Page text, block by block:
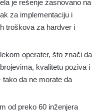
je rešenje zasnovano na
za implementaciju i
troškova za hardver i
operater, što znači da
kvalitetu poziva i
tako da ne morate da
od preko 60 inženjera